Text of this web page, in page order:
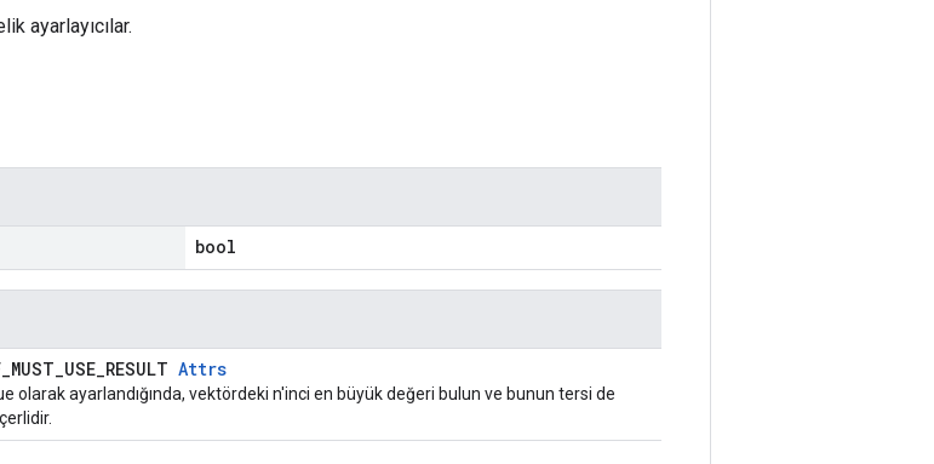
ayarlayıcılar.
bool
Attrs
olarak ayarlandığında, vektördeki n'inci en büyük değeri bulun ve bunun tersi de